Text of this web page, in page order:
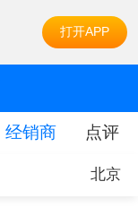
打开APP
经销商 点评
北京